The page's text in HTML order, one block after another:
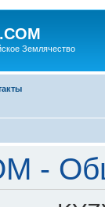
Землячество
-